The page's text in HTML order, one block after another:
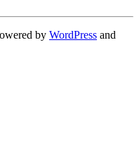
by WordPress and